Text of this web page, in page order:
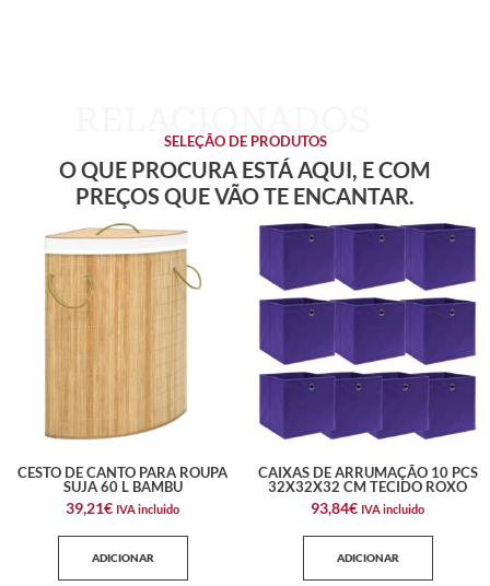
SELEÇÃO DE PRODUTOS
O QUE PROCURA ESTÁ AQUI, E COM
PREÇOS QUE VÃO TE ENCANTAR.
CESTO DE CANTO PARA ROUPA
SUJA 60 L BAMBU
39,21€ IVA incluido
ADICIONAR
CAIXAS DE ARRUMAÇÃO 10 PCS
32X32X32 CM TECIDO ROXO
93,84€ IVA incluido
ADICIONAR